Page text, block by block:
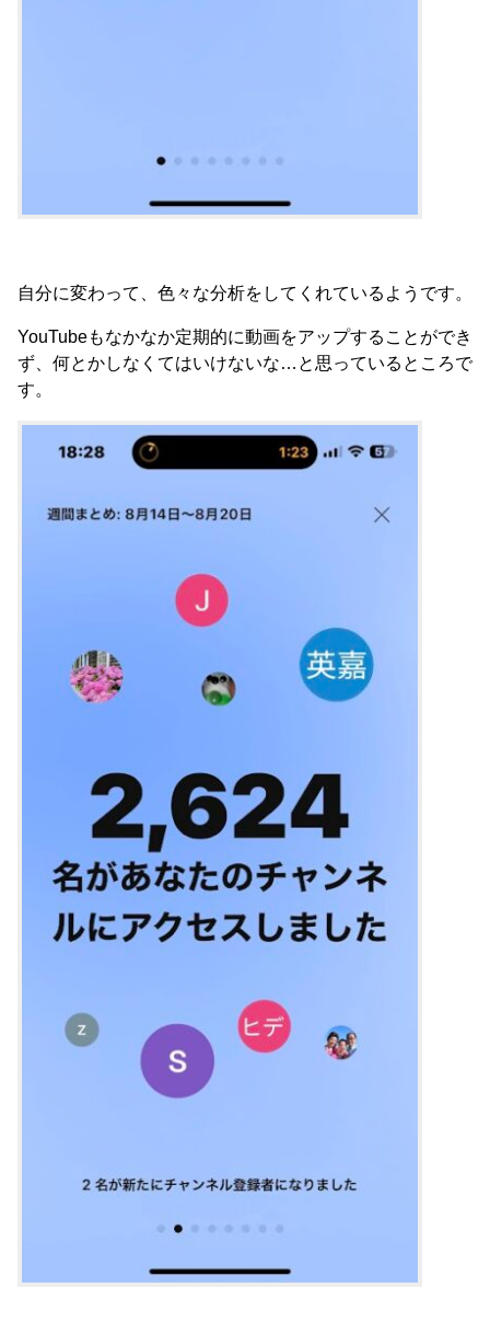
自分に変わって、色々な分析をしてくれているようです。
YouTubeもなかなか定期的に動画をアップすることができ
ず、何とかしなくてはいけないな…と思っているところで
す。